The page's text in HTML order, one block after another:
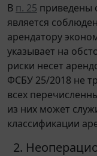
В п. 25 приведены
является
арендатору
указывает на
риски несет
ФСБУ 25/2018 не
всех
из них может
классификации
2.